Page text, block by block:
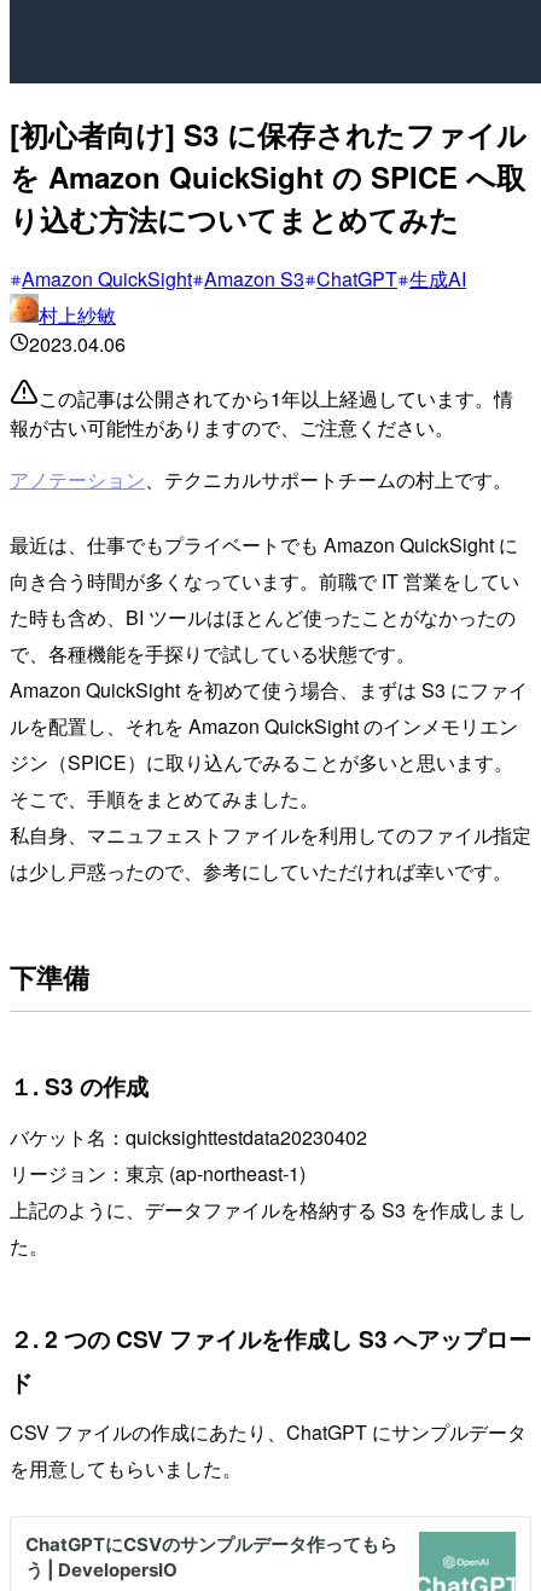
[初心者向け] S3 に保存されたファイル
を Amazon QuickSight の SPICE へ取
り込む方法についてまとめてみた
Amazon QuickSight Amazon S3 ChatGPT 生成AI
村上紗敏
2023.04.06
この記事は公開されてから1年以上経過しています。情
報が古い可能性がありますので、ご注意ください。
アノテーション 、テクニカルサポートチームの村上です。
最近は、仕事でもプライベートでも Amazon QuickSight に
向き合う時間が多くなっています。前職で IT 営業をしてい
た時も含め、BI ツールはほとんど使ったことがなかったの
で、各種機能を手探りで試している状態です。
Amazon QuickSight を初めて使う場合、まずは S3 にファイ
ルを配置し、それを Amazon QuickSight のインメモリエン
ジン（SPICE）に取り込んでみることが多いと思います。
そこで、手順をまとめてみました。
私自身、マニュフェストファイルを利用してのファイル指定
は少し戸惑ったので、参考にしていただければ幸いです。
下準備
１. S3 の作成
バケット名：quicksighttestdata20230402
リージョン：東京 (ap-northeast-1)
上記のように、データファイルを格納する S3 を作成しまし
た。
２. 2 つの CSV ファイルを作成し S3 へアップロー
ド
CSV ファイルの作成にあたり、ChatGPT にサンプルデータ
を用意してもらいました。